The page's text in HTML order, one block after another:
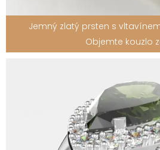
Jemný zlatý prsten s
Objemte kouzlo